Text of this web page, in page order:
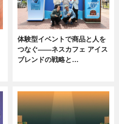
体験型イベントで商品と人を
つなぐ――ネスカフェ アイス
ブレンドの戦略と…